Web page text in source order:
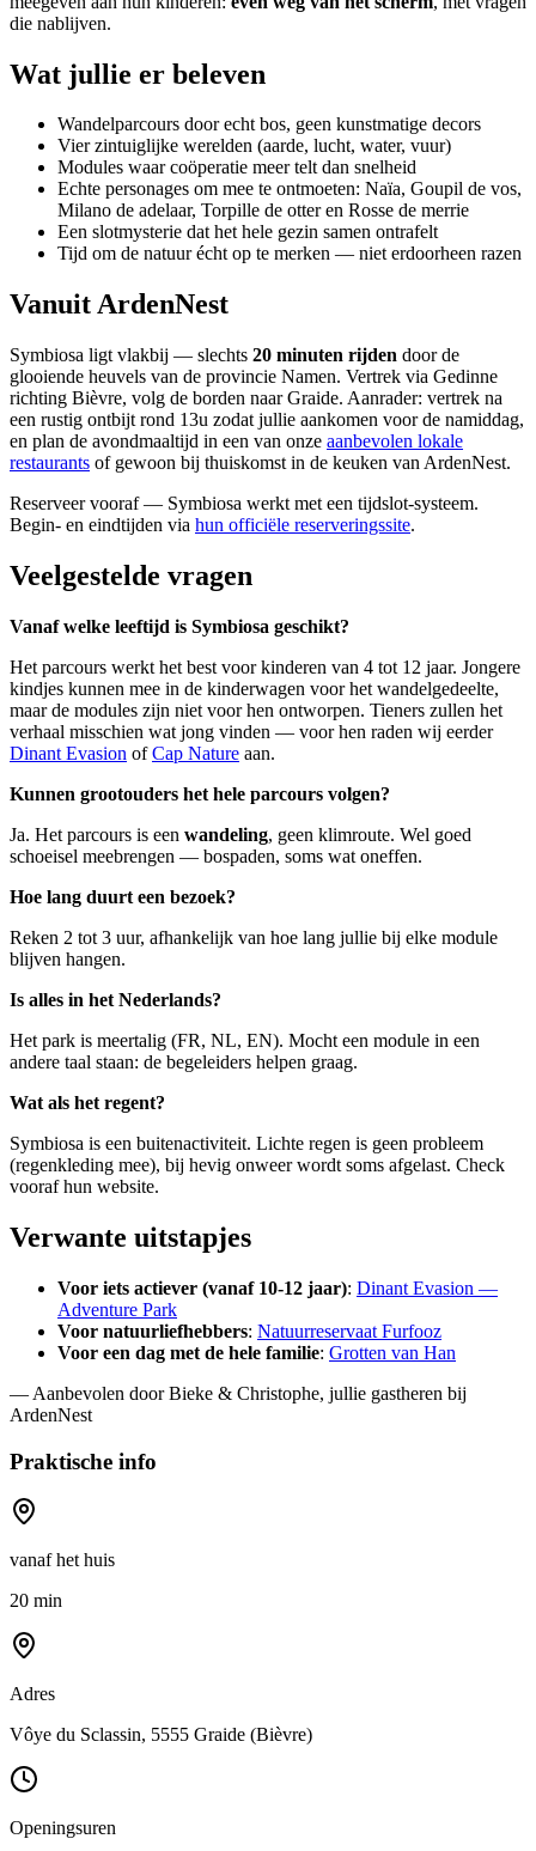
die nablijven.
Wat jullie er beleven
Wandelparcours door echt bos, geen kunstmatige decors
Vier zintuiglijke werelden (aarde, lucht, water, vuur)
Modules waar coöperatie meer telt dan snelheid
Echte personages om mee te ontmoeten: Naïa, Goupil de vos,
Milano de adelaar, Torpille de otter en Rosse de merrie
Een slotmysterie dat het hele gezin samen ontrafelt
Tijd om de natuur écht op te merken — niet erdoorheen razen
Vanuit ArdenNest
Symbiosa ligt vlakbij — slechts 20 minuten rijden door de
glooiende heuvels van de provincie Namen. Vertrek via Gedinne
richting Bièvre, volg de borden naar Graide. Aanrader: vertrek na
een rustig ontbijt rond 13u zodat jullie aankomen voor de namiddag,
en plan de avondmaaltijd in een van onze aanbevolen lokale
restaurants of gewoon bij thuiskomst in de keuken van ArdenNest.
Reserveer vooraf — Symbiosa werkt met een tijdslot-systeem.
Begin- en eindtijden via hun officiële reserveringssite.
Veelgestelde vragen
Vanaf welke leeftijd is Symbiosa geschikt?
Het parcours werkt het best voor kinderen van 4 tot 12 jaar. Jongere
kindjes kunnen mee in de kinderwagen voor het wandelgedeelte,
maar de modules zijn niet voor hen ontworpen. Tieners zullen het
verhaal misschien wat jong vinden — voor hen raden wij eerder
Dinant Evasion ofCap Nature aan.
Kunnen grootouders het hele parcours volgen?
Ja. Het parcours is een wandeling, geen klimroute. Wel goed
schoeisel meebrengen — bospaden, soms wat oneffen.
Hoe lang duurt een bezoek?
Reken 2 tot 3 uur, afhankelijk van hoe lang jullie bij elke module
blijven hangen.
Is alles in het Nederlands?
Het park is meertalig (FR, NL, EN). Mocht een module in een
andere taal staan: de begeleiders helpen graag.
Wat als het regent?
Symbiosa is een buitenactiviteit. Lichte regen is geen probleem
(regenkleding mee), bij hevig onweer wordt soms afgelast. Check
vooraf hun website.
Verwante uitstapjes
Voor iets actiever (vanaf 10-12 jaar): Dinant Evasion —
Adventure Park
Voor natuurliefhebbers: Natuurreservaat Furfooz
Voor een dag met de hele familie: Grotten van Han
— Aanbevolen door Bieke & Christophe, jullie gastheren bij
ArdenNest
Praktische info
vanaf het huis
20 min
Adres
Vôye du Sclassin, 5555 Graide (Bièvre)
Openingsuren